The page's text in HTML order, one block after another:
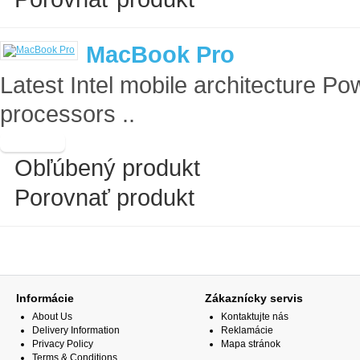
MacBook Pro
Latest Intel mobile architecture
processors ..
Obľúbený produkt
Porovnať produkt
Informácie
About Us
Delivery Information
Privacy Policy
Terms & Conditions
Zákaznícky servis
Kontaktujte nás
Reklamácie
Mapa stránok